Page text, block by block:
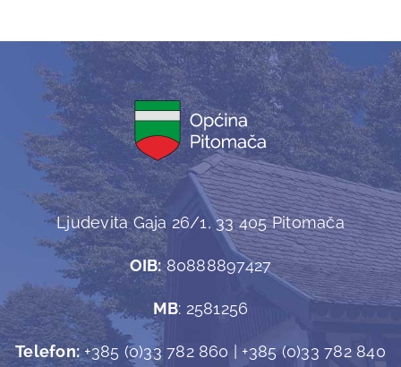
Ljudevita Gaja 26/1, 33 405 Pitomača
OIB:80888897427
MB: 2581256
Telefon:+385 (0)33 782 860 | +385 (0)33 782 840